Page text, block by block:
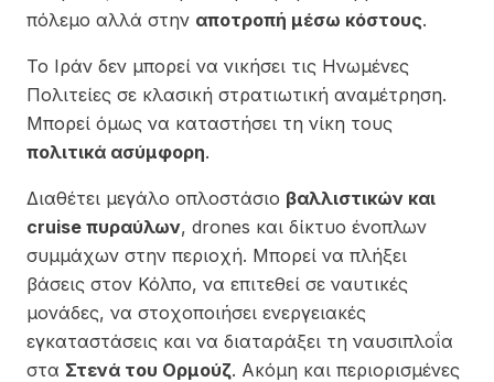
πόλεμο αλλά στην αποτροπή μέσω κόστους.
Το Ιράν δεν μπορεί να νικήσει τις Ηνωμένες
Πολιτείες σε κλασική στρατιωτική αναμέτρηση.
Μπορεί όμως να καταστήσει τη νίκη τους
πολιτικά ασύμφορη.
Διαθέτει μεγάλο οπλοστάσιο βαλλιστικών και
cruise πυραύλων, drones και δίκτυο ένοπλων
συμμάχων στην περιοχή. Μπορεί να πλήξει
βάσεις στον Κόλπο, να επιτεθεί σε ναυτικές
μονάδες, να στοχοποιήσει ενεργειακές
εγκαταστάσεις και να διαταράξει τη ναυσιπλοΐα
στα Στενά του Ορμούζ. Ακόμη και περιορισμένες